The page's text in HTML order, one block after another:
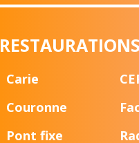
RESTAURATIONS
Carie
Couronne
Pont fixe